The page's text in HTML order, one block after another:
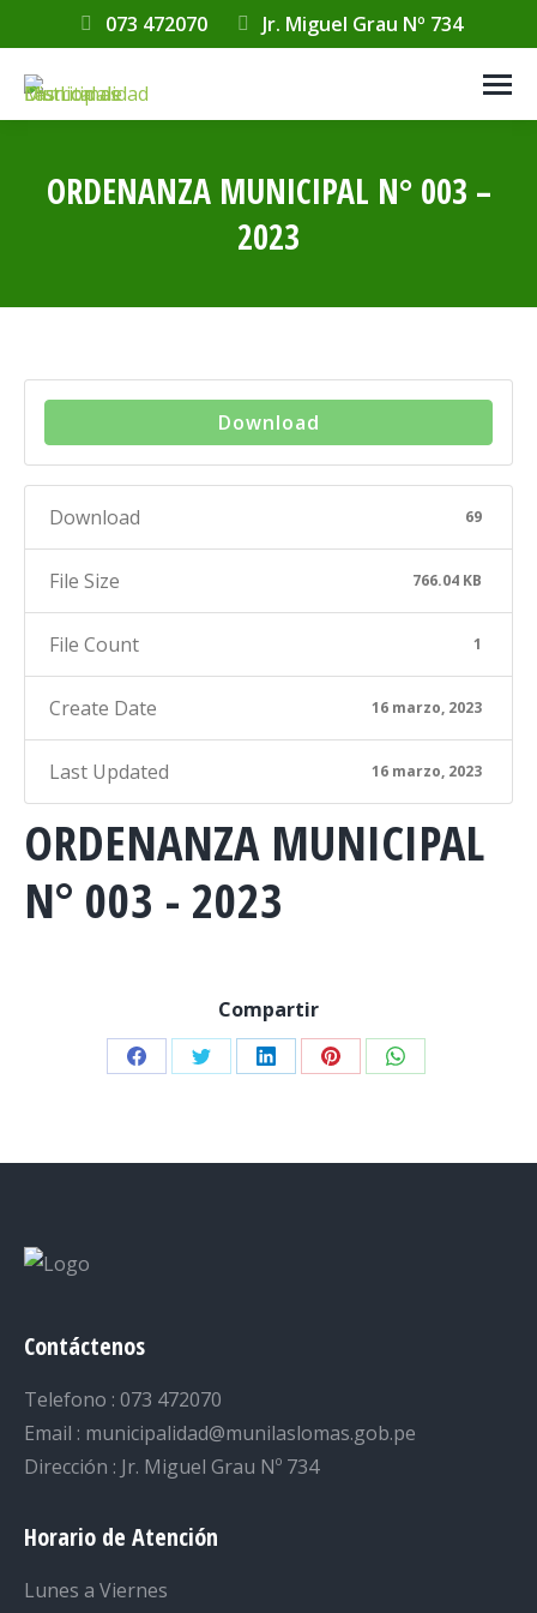
073 472070 Jr. Miguel Grau Nº 734
ORDENANZA MUNICIPAL N° 003 –
2023
Download
Download 69
File Size 766.04 KB
File Count 1
Create Date 16 marzo, 2023
Last Updated 16 marzo, 2023
ORDENANZA MUNICIPAL
N° 003 - 2023
Compartir
Share Share Share Share Share
Contáctenos
Telefono : 073 472070
Email : municipalidad@munilaslomas.gob.pe
Dirección : Jr. Miguel Grau Nº 734
Horario de Atención
Lunes a Viernes